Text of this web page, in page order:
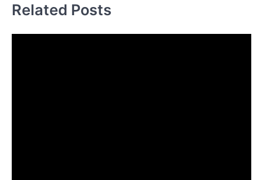
Related Posts